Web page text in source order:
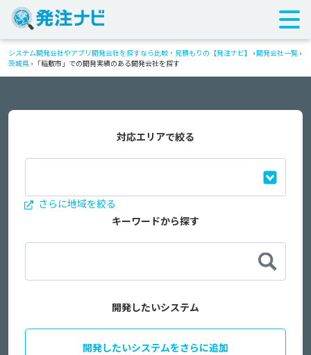
システム開発会社やアプリ開発会社を探すなら比較・見積もりの【発注ナビ】 ›開発会社一覧 ›
茨城県 › 「稲敷市」での開発実績のある開発会社を探す
対応エリアで絞る
さらに地域を絞る
キーワードから探す
開発したいシステム
開発したいシステムをさらに追加